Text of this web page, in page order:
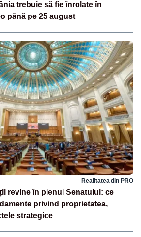
trebuie să fie înrolate în
până pe 25 august
Realitatea din PRO
revine în plenul Senatului: ce
privind proprietatea,
strategice